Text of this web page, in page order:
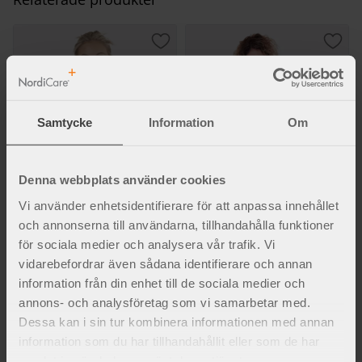
Samtycke Information Om
Denna webbplats använder cookies
Vi använder enhetsidentifierare för att anpassa innehållet
och annonserna till användarna, tillhandahålla funktioner
för sociala medier och analysera vår trafik. Vi
vidarebefordrar även sådana identifierare och annan
information från din enhet till de sociala medier och
annons- och analysföretag som vi samarbetar med.
Dessa kan i sin tur kombinera informationen med annan
information som du har tillhandahållit eller som de har
Mio bröstband
Stabiliserar och positionerar
365kr
Lägg till i favoriter
StomiMini stomigördel, 3-
pack
Mjukt fixeringsband för fixering av
stomibandage.
860 kr